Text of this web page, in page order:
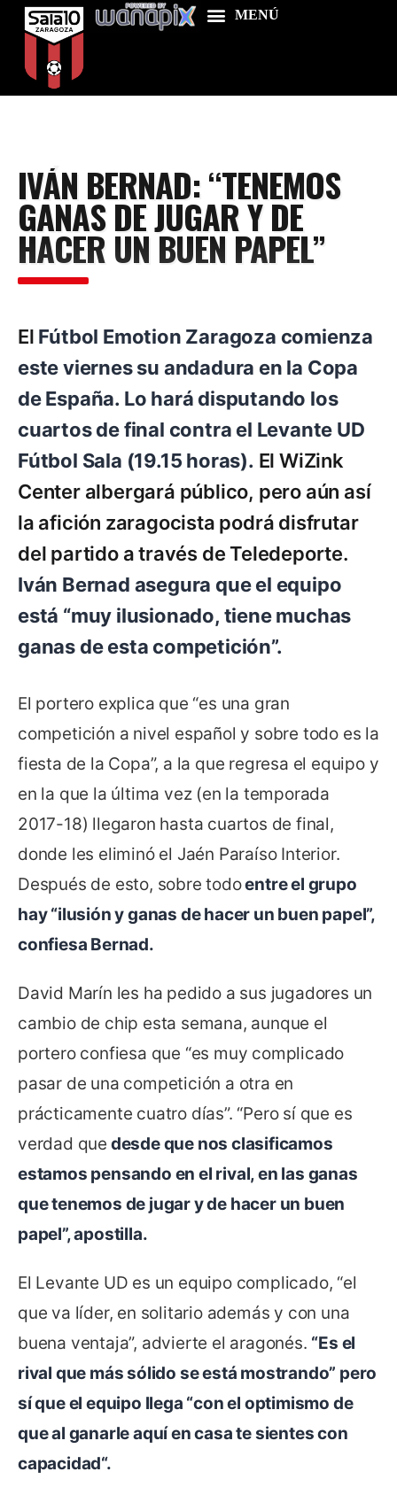
Food & Drink
Features
News
Contacts
IVÁN BERNAD: “TENEMOS
GANAS DE JUGAR Y DE
HACER UN BUEN PAPEL”
El Fútbol Emotion Zaragoza comienza
este viernes su andadura en la Copa
de España. Lo hará disputando los
cuartos de final contra el Levante UD
Fútbol Sala (19.15 horas). El WiZink
Center albergará público, pero aún así
la afición zaragocista podrá disfrutar
del partido a través de Teledeporte.
Iván Bernad asegura que el equipo
está “muy ilusionado, tiene muchas
ganas de esta competición”.
El portero explica que “es una gran
competición a nivel español y sobre todo es la
fiesta de la Copa”, a la que regresa el equipo y
en la que la última vez (en la temporada
2017-18) llegaron hasta cuartos de final,
donde les eliminó el Jaén Paraíso Interior.
Después de esto, sobre todoentre el grupo
hay “ilusión y ganas de hacer un buen papel”,
confiesa Bernad.
David Marín les ha pedido a sus jugadores un
cambio de chip esta semana, aunque el
portero confiesa que “es muy complicado
pasar de una competición a otra en
prácticamente cuatro días”. “Pero sí que es
verdad que desde que nos clasificamos
estamos pensando en el rival, en las ganas
que tenemos de jugar y de hacer un buen
papel”, apostilla.
El Levante UD es un equipo complicado, “el
que va líder, en solitario además y con una
buena ventaja”, advierte el aragonés. “Es el
rival que más sólido se está mostrando” pero
sí que el equipo llega “con el optimismo de
que al ganarle aquí en casa te sientes con
capacidad“.